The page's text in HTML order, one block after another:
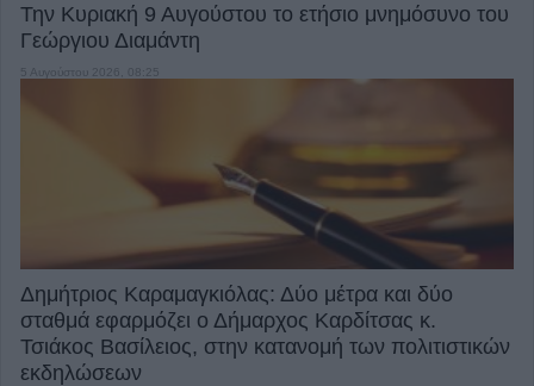
Την Κυριακή 9 Αυγούστου το ετήσιο μνημόσυνο του
Γεώργιου Διαμάντη
5 Αυγούστου 2026, 08:25
Δημήτριος Καραμαγκιόλας: Δύο μέτρα και δύο
σταθμά εφαρμόζει ο Δήμαρχος Καρδίτσας κ.
Τσιάκος Βασίλειος, στην κατανομή των πολιτιστικών
εκδηλώσεων